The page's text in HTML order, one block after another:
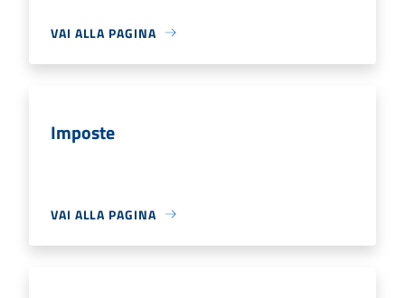
VAI ALLA PAGINA
Imposte
VAI ALLA PAGINA